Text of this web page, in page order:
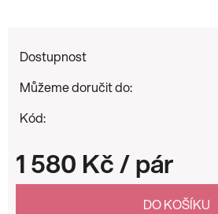
Dostupnost
Můžeme doručit do:
Kód:
1 580 Kč/ pár
Měrná cena:
DO KOŠÍKU